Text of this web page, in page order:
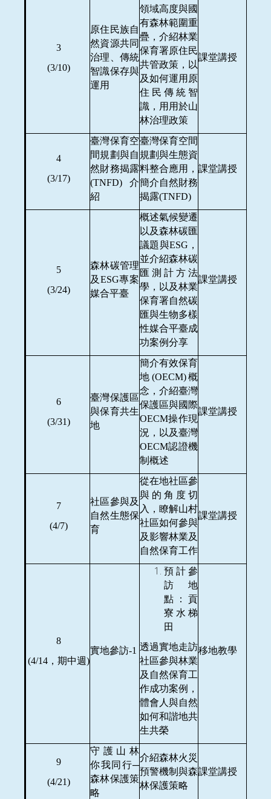
3
(3/10)
原住民族自
然資源共同
治理、傳統
智識保存與
運用
領域高度與國
有森林範圍重
疊，介紹林業
保育署原住民
共管政策，以
及如何運用原
住民傳統智
識，用用於山
林治理政策
課堂講授
4
(3/17)
臺灣保育空
間規劃與自
然財務揭露
(TNFD)介
紹
臺灣保育空間
規劃與生態資
料整合應用，
簡介自然財務
揭露(TNFD)
課堂講授
5
(3/24)
森林碳管理
及ESG專案
媒合平臺
概述氣候變遷
以及森林碳匯
議題與ESG，
並介紹森林碳
匯測計方法
學，以及林業
保育署自然碳
匯與生物多樣
性媒合平臺成
功案例分享
課堂講授
6
(3/31)
臺灣保護區
與保育共生
地
簡介有效保育
地(OECM)概
念，介紹臺灣
保護區與國際
OECM操作現
況，以及臺灣
OECM認證機
制概述
課堂講授
7
(4/7)
社區參與及
自然生態保
育
從在地社區參
與的角度切
入，瞭解山村
社區如何參與
及影響林業及
自然保育工作
課堂講授
8
(4/14 ，期中週)
實地參訪-1
預計參
訪地
點：貢
寮水梯
田
透過實地走訪
社區參與林業
及自然保育工
作成功案例，
體會人與自然
如何和諧地共
生共榮
移地教學
9
(4/21)
守護山林
你我同行─
森林保護策
略
介紹森林火災
預警機制與森
林保護策略
課堂講授